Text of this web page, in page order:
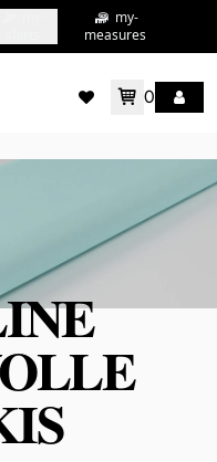
my-
measures
0